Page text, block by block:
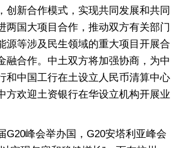
创新合作模式，实现共同发展和共同
两国大项目合作，推动双方有关部门
源等涉及民生领域的重大项目开展合
融合作。中土双方将加强协商，为中
和中国工行在土设立人民币清算中心
方欢迎土资银行在华设立机构开展业
峰会举办国，G20安塔利亚峰会